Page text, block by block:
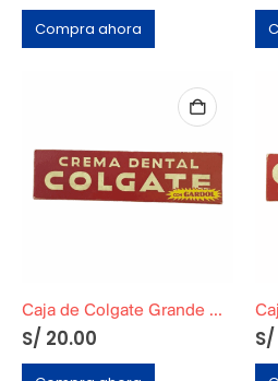
Compra ahora
Caja de Colgate Grande Mediana
S/ 20.00 S/